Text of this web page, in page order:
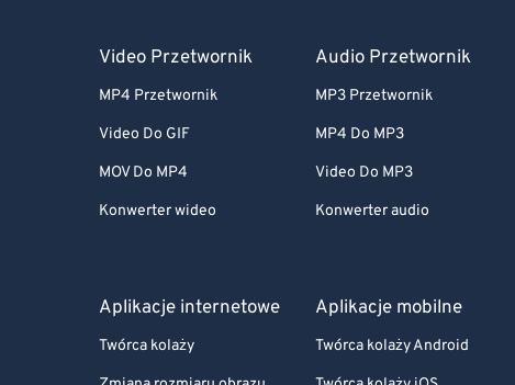
Video Przetwornik
MP4 Przetwornik
Video Do GIF
MOV Do MP4
Konwerter wideo
Audio Przetwornik
MP3 Przetwornik
MP4 Do MP3
Video Do MP3
Konwerter audio
Aplikacje internetowe
Twórca kolaży
Aplikacje mobilne
Twórca kolaży Android